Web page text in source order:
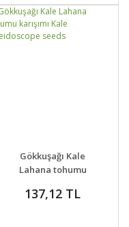
DETAYLAR SEPETE EKLE
Gökkuşağı Kale
Lahana tohumu
Kaleidoscope seeds
137,12 TL